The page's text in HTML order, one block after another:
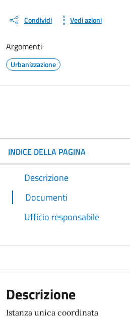
Condividi Vedi azioni
Argomenti
Urbanizzazione
INDICE DELLA PAGINA
Descrizione
Documenti
Ufficio responsabile
Descrizione
Istanza unica coordinata